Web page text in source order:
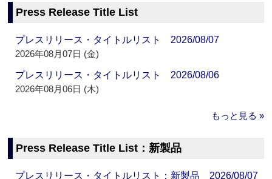
Press Release Title List
プレスリリース・タイトルリスト 2026/08/07
2026年08月07日 (金)
プレスリリース・タイトルリスト 2026/08/06
2026年08月06日 (木)
もっと見る »
Press Release Title List：新製品
プレスリリース・タイトルリスト：新製品 2026/08/07